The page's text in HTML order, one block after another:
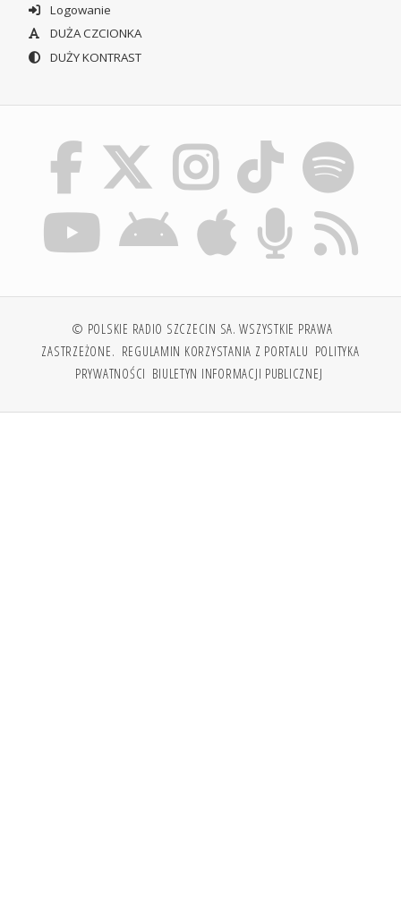
Logowanie
DUŻA CZCIONKA
DUŻY KONTRAST
© POLSKIE RADIO SZCZECIN SA. WSZYSTKIE PRAWA
ZASTRZEŻONE. REGULAMIN KORZYSTANIA Z PORTALU POLITYKA
PRYWATNOŚCI BIULETYN INFORMACJI PUBLICZNEJ